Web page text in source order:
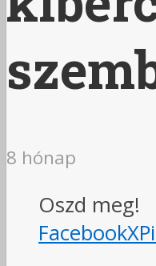
8 hónap
Oszd meg!
FacebookX